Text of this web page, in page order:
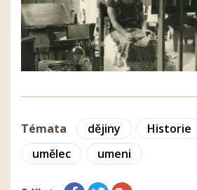
Témata dějiny Historie
umělec
umeni